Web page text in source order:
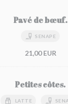
Pavé de bœuf.
SENAPE
21,00 EUR
Petites côtes.
LATTE